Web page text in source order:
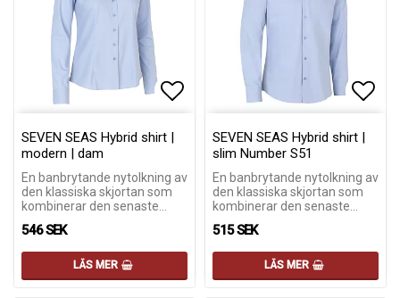
Lägg till i favoritlistan
Lägg till i favoritlistan
SEVEN SEAS Hybrid shirt |
modern | dam
En banbrytande nytolkning av
den klassiska skjortan som
kombinerar den senaste…
546 SEK
LÄS MER
SEVEN SEAS Hybrid shirt |
slim Number S51
En banbrytande nytolkning av
den klassiska skjortan som
kombinerar den senaste…
515 SEK
LÄS MER